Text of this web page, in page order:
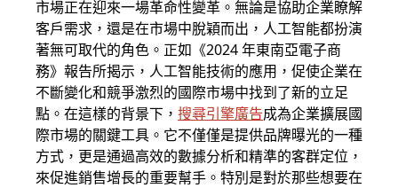
市場正在迎來一場革命性變革。無論是協助企業瞭解
客戶需求，還是在市場中脫穎而出，人工智能都扮演
著無可取代的角色。正如《2024 年東南亞電子商
務》報告所揭示，人工智能技術的應用，促使企業在
不斷變化和競爭激烈的國際市場中找到了新的立足
點。在這樣的背景下， 搜尋引擎廣告成為企業擴展國
際市場的關鍵工具。它不僅僅是提供品牌曝光的一種
方式，更是通過高效的數據分析和精準的客群定位，
來促進銷售增長的重要幫手。特別是對於那些想要在